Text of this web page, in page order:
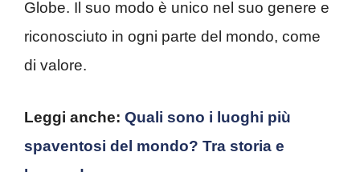
Globe. Il suo modo è unico nel suo genere e
riconosciuto in ogni parte del mondo, come
di valore.
Leggi anche: Quali sono i luoghi più
spaventosi del mondo? Tra storia e